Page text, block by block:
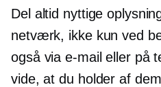
Del altid nyttige
netværk, ikke kun ved
også via e-mail eller på
vide, at du holder af